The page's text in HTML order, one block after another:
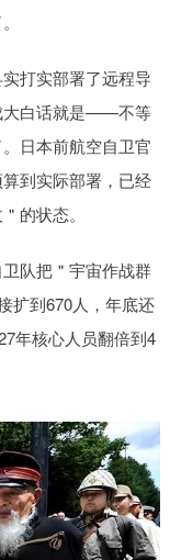
打实部署了远程导
大白话就是——不等
日本前航空自卫官
到实际部署，已经
的状态。
队把＂宇宙作战群
扩到670人，年底还
年核心人员翻倍到4